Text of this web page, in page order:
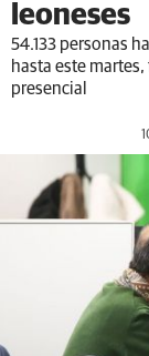
leoneses
54.133 personas
hasta este
presencial